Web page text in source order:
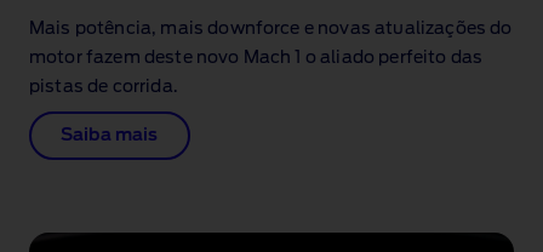
Mais potência, mais downforce e novas atualizações do
motor fazem deste novo Mach 1 o aliado perfeito das
pistas de corrida.
Saiba mais